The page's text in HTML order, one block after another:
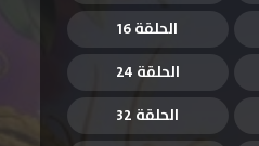
الحلقة 16
الحلقة 24
الحلقة 32